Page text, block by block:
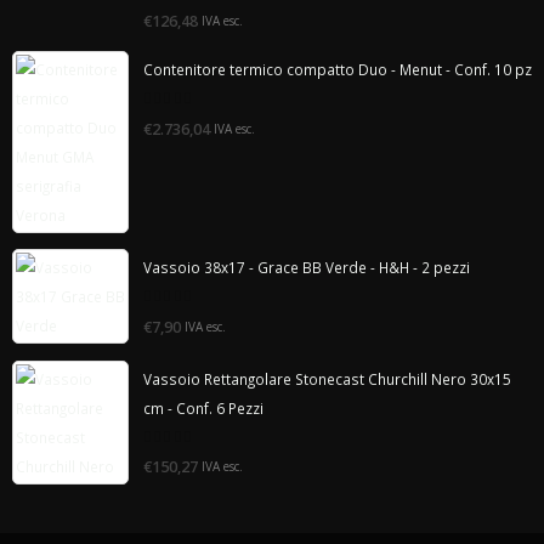
di
€126,48 IVA esc.
Contenitore termico compatto Duo - Menut - Conf. 10 pz
di
€2.736,04 IVA esc.
Vassoio 38x17 - Grace BB Verde - H&H - 2 pezzi
0
di
€7,90 IVA esc.
Vassoio Rettangolare Stonecast Churchill Nero 30x15
cm - Conf. 6 Pezzi
0
di
€150,27 IVA esc.